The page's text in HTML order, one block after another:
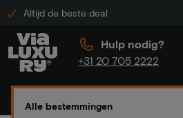
Altijd de beste deal
Hulp nodig?
+31 20 705 2222
Alle bestemmingen